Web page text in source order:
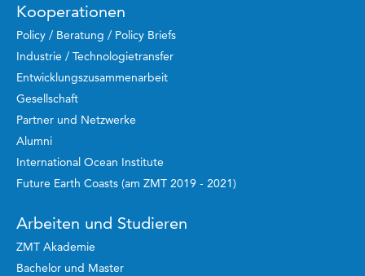
Kooperationen
Policy / Beratung / Policy Briefs
Industrie / Technologietransfer
Entwicklungszusammenarbeit
Gesellschaft
Partner und Netzwerke
Alumni
International Ocean Institute
Future Earth Coasts (am ZMT 2019 - 2021)
Arbeiten und Studieren
ZMT Akademie
Bachelor und Master